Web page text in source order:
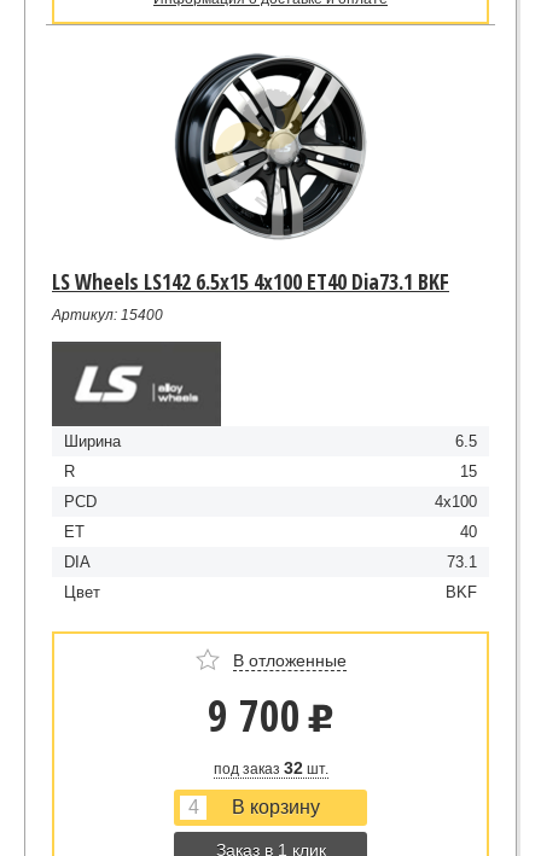
LS Wheels LS142 6.5x15 4x100 ET40 Dia73.1 BKF
Артикул: 15400
Ширина
6.5
R
15
PCD
4x100
ET
40
DIA
73.1
Цвет
BKF
В отложенные
9 700 u
под заказ 32шт.
Заказ в 1 клик